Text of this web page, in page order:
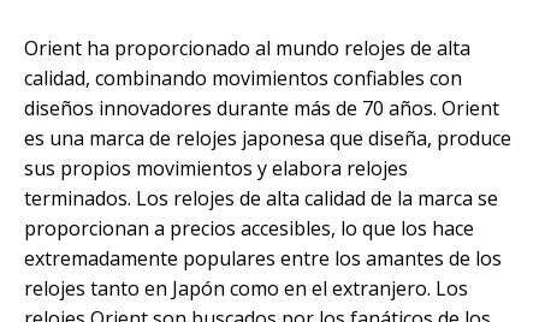
Orient ha proporcionado al mundo relojes de alta
calidad, combinando movimientos confiables con
diseños innovadores durante más de 70 años. Orient
es una marca de relojes japonesa que diseña, produce
sus propios movimientos y elabora relojes
terminados. Los relojes de alta calidad de la marca se
proporcionan a precios accesibles, lo que los hace
extremadamente populares entre los amantes de los
relojes tanto en Japón como en el extranjero. Los